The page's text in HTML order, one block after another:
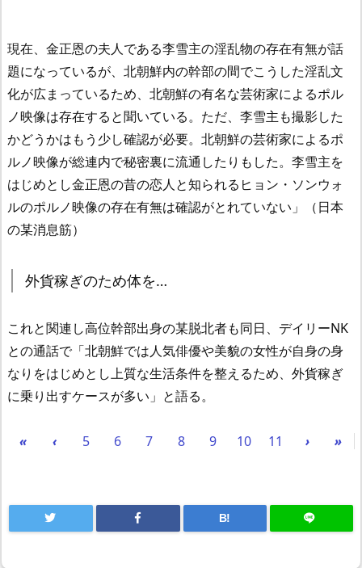
現在、金正恩の夫人である李雪主の淫乱物の存在有無が話
題になっているが、北朝鮮内の幹部の間でこうした淫乱文
化が広まっているため、北朝鮮の有名な芸術家によるポル
ノ映像は存在すると聞いている。ただ、李雪主も撮影した
かどうかはもう少し確認が必要。北朝鮮の芸術家によるポ
ルノ映像が総連内で秘密裏に流通したりもした。李雪主を
はじめとし金正恩の昔の恋人と知られるヒョン・ソンウォ
ルのポルノ映像の存在有無は確認がとれていない」（日本
の某消息筋）
外貨稼ぎのため体を…
これと関連し高位幹部出身の某脱北者も同日、デイリーNK
との通話で「北朝鮮では人気俳優や美貌の女性が自身の身
なりをはじめとし上質な生活条件を整えるため、外貨稼ぎ
に乗り出すケースが多い」と語る。
« ‹ 5 6 7 8 9 10 11 › »
B!